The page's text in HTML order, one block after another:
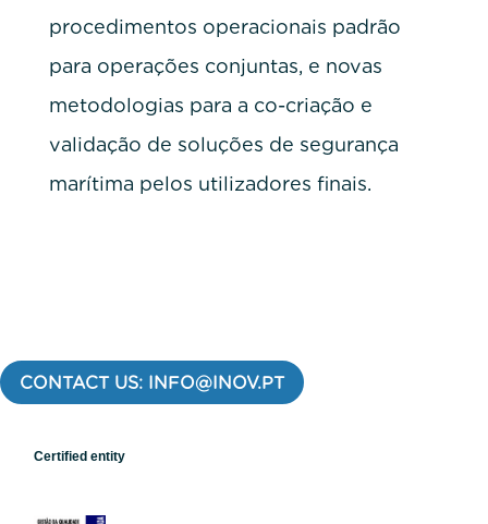
procedimentos operacionais padrão
para operações conjuntas, e novas
metodologias para a co-criação e
validação de soluções de segurança
marítima pelos utilizadores finais.
CONTACT US: INFO@INOV.PT
Certified entity